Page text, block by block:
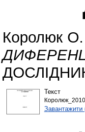
Королюк
Текст
Завантажити